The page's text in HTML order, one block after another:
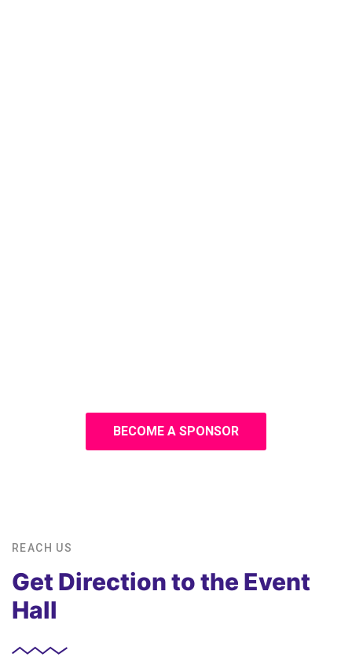
BECOME A SPONSOR
REACH US
Get Direction to the Event
Hall